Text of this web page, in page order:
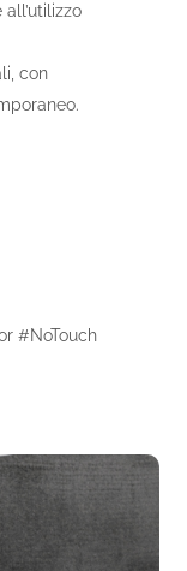
con
#NoTouch